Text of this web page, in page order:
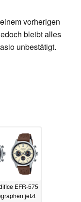
vorherigen
bleibt alles
unbestätigt.
EFR-575
jetzt